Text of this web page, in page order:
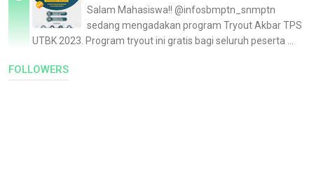
Salam Mahasiswa!! @infosbmptn_snmptn
sedang mengadakan program Tryout Akbar TPS
UTBK 2023. Program tryout ini gratis bagi seluruh peserta ...
FOLLOWERS